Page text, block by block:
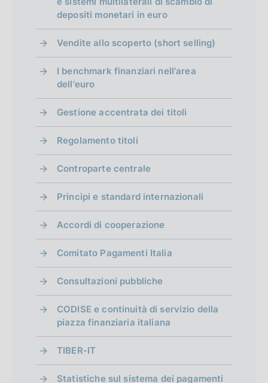
depositi monetari in euro
Vendite allo scoperto (short selling)
I benchmark finanziari nell'area
dell'euro
Gestione accentrata dei titoli
Regolamento titoli
Controparte centrale
Principi e standard internazionali
Accordi di cooperazione
Comitato Pagamenti Italia
Consultazioni pubbliche
CODISE e continuità di servizio della
piazza finanziaria italiana
TIBER-IT
Statistiche sul sistema dei pagamenti